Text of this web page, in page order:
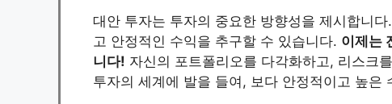
대안 투자는 투자의 중요한 방향성을 제시합니
고 안정적인 수익을 추구할 수 있습니다. 이제는
니다! 자신의 포트폴리오를 다각화하고, 리스크
투자의 세계에 발을 들여, 보다 안정적이고 높은